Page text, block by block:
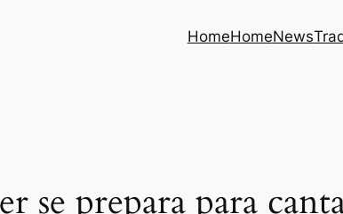
HomeHomeNews
se prepara para